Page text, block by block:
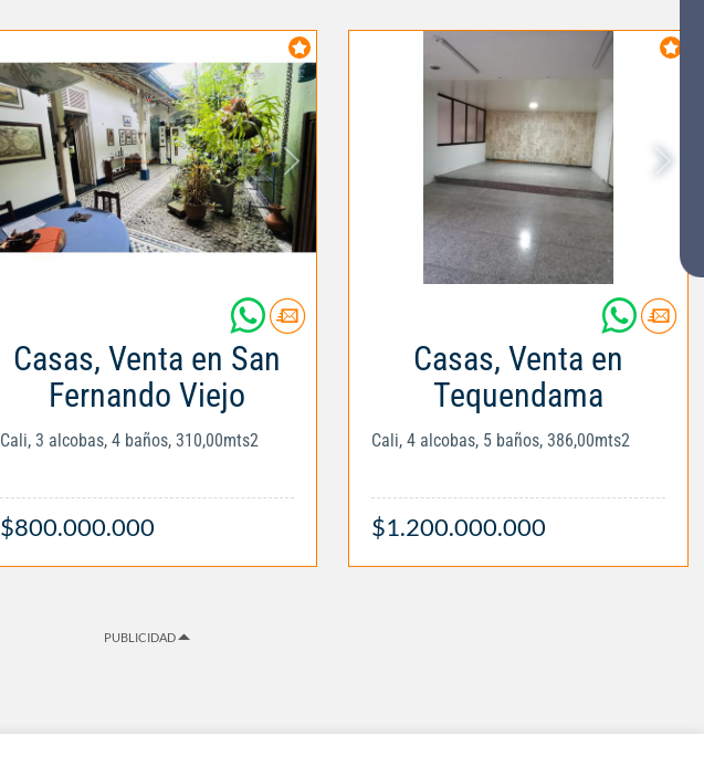
Casas, Venta en San
Fernando Viejo
Cali, 3 alcobas, 4 baños, 310,00mts2
$800.000.000
Casas, Venta en
Tequendama
Cali, 4 alcobas, 5 baños, 386,00mts2
$1.200.000.000
PUBLICIDAD